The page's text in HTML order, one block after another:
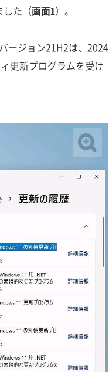
した（画面1）。
ージョン21H2は、2024
更新プログラムを受け